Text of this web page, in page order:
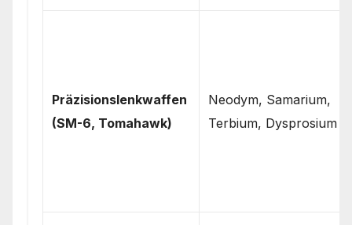
Präzisionslenkwaffen
(SM-6, Tomahawk)
Neodym, Samarium,
Terbium, Dysprosium